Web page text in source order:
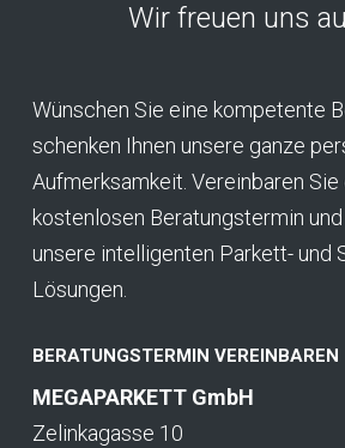
Wir freuen uns
Wünschen Sie eine kompetente
schenken Ihnen unsere ganze
Aufmerksamkeit. Vereinbaren
kostenlosen Beratungstermin
unsere intelligenten Parkett- und
Lösungen.
BERATUNGSTERMIN VEREINBAREN
MEGAPARKETT GmbH
Zelinkagasse 10